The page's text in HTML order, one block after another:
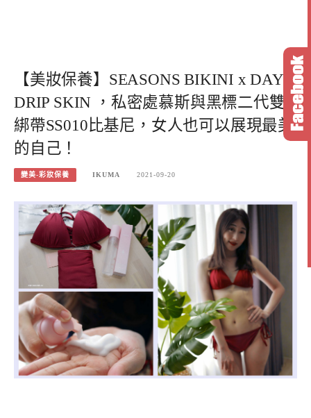
【美妝保養】SEASONS BIKINI x DAY
DRIP SKIN ，私密處慕斯與黑標二代雙
綁帶SS010比基尼，女人也可以展現最美
的自己！
變美-彩妝保養 IKUMA 2021-09-20